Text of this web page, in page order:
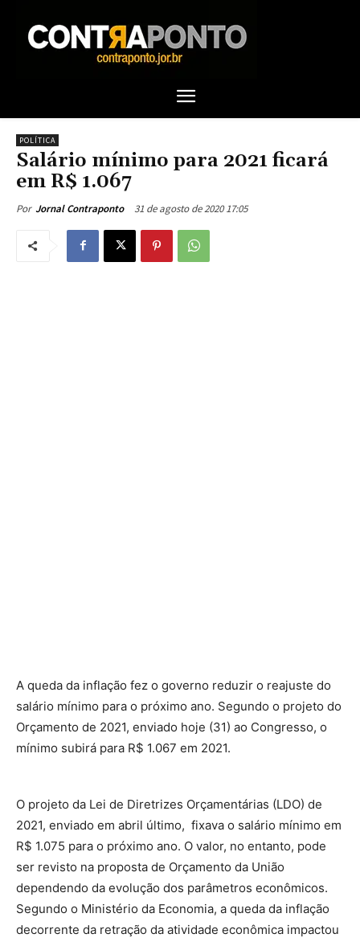
POLÍTICA
Salário mínimo para 2021 ficará
em R$ 1.067
Por Jornal Contraponto 31 de agosto de 2020 17:05
A queda da inflação fez o governo reduzir o reajuste do
salário mínimo para o próximo ano. Segundo o projeto do
Orçamento de 2021, enviado hoje (31) ao Congresso, o
mínimo subirá para R$ 1.067 em 2021.
O projeto da Lei de Diretrizes Orçamentárias (LDO) de
2021, enviado em abril último, fixava o salário mínimo em
R$ 1.075 para o próximo ano. O valor, no entanto, pode
ser revisto na proposta de Orçamento da União
dependendo da evolução dos parâmetros econômicos.
Segundo o Ministério da Economia, a queda da inflação
decorrente da retração da atividade econômica impactou